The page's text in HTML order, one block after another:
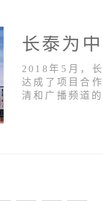
2018年5月，
达成了项目合
清和广播频道